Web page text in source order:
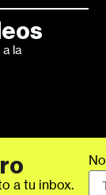
la
a tu inbox.